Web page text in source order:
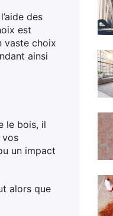
des
est
vaste choix
ainsi
le bois, il
vos
un impact
alors que